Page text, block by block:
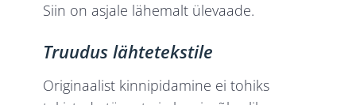
Siin on asjale lähemalt ülevaade.
Truudus lähtetekstile
Originaalist kinnipidamine ei tohiks